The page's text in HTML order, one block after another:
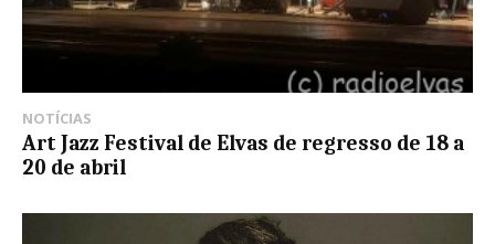
NOTÍCIAS
Art Jazz Festival de Elvas de regresso de 18 a
20 de abril